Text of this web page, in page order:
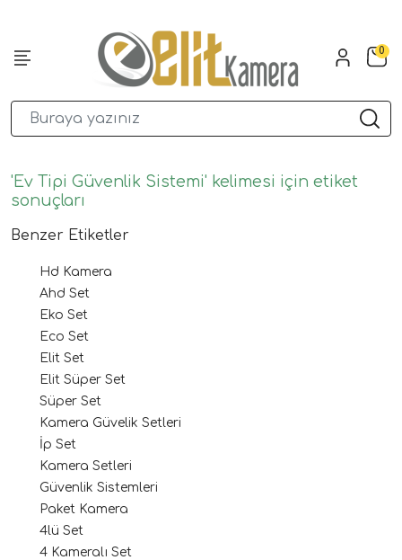
0
'Ev Tipi Güvenlik Sistemi' kelimesi için etiket
sonuçları
Benzer Etiketler
Hd Kamera
Ahd Set
Eko Set
Eco Set
Elit Set
Elit Süper Set
Süper Set
Kamera Güvelik Setleri
İp Set
Kamera Setleri
Güvenlik Sistemleri
Paket Kamera
4lü Set
4 Kameralı Set